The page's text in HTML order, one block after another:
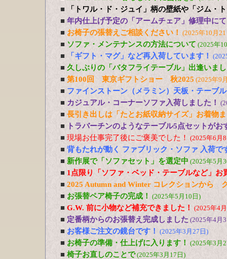
■
「トワル・ド・ジュイ」柄の壁紙や「ジム・
■ 年内仕上げ予定の「アームチェア」修理中にて
■ お椅子の張替えご相談ください！ (2025年10月
■ ソファ・メンテナンスの方法について (2025年
■ 「ギフト・マグ」など再入荷しています！
■ 久しぶりの「バタフライテーブル」出逢いま
■ 第100回 東京ギフトショー 秋2025 (2025年9
■ ファインストーン（メラミン）天板・テーブ
■ カジュアル・コーナーソファ入荷しました！
■ 長引き出しは「たとお紙収納サイズ」お着物
■
トラバーチンのようなテーブル5点セットが
■ 現場お仕事完了後にご褒美でした！ (2025年6月
■ 背もたれが動く ファブリック・ソファ 入荷で
■ 新作展で「ソファセット」を選定中 (2025年5月
■ 1点限り「ソファ・ベッド・テーブルなど」お
■ 2025 Autumn and Winter コレクションから
■ お張替ペア椅子の完成！ (2025年5月10日)
■ G.W. 前に小物など補充できました！ (2025年4
■ 定番柄からのお張替え完成しました (2025年4月
■ お客様ご注文の鏡台です！ (2025年3月27日)
■ お椅子の準備・仕上げに入ります！ (2025年3月
■ 椅子お直しのことで(2025年3月17日)